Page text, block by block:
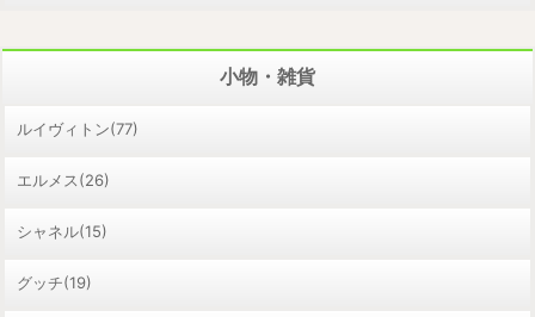
小物・雑貨
ルイヴィトン(77)
エルメス(26)
シャネル(15)
グッチ(19)